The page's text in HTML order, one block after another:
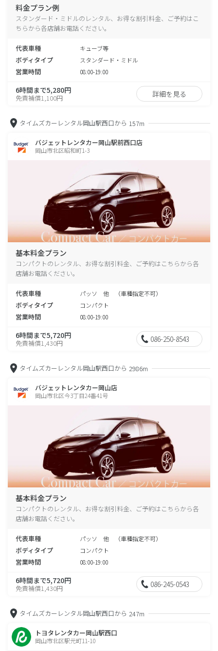
料金プラン例
スタンダード・ミドルのレンタル、お得な割引料金、ご予約はこ
ちらから各店舗お電話ください。
代表車種 キューブ等
ボディタイプ スタンダード・ミドル
営業時間 08:00-19:00
6時間まで5,280円
免責補償1,100円 詳細を見る
タイムズカーレンタル岡山駅西口から 157m
バジェットレンタカー岡山駅前西口店
岡山市北区昭和町1-3
基本料金プラン
コンパクトのレンタル、お得な割引料金、ご予約はこちらから各
店舗お電話ください。
代表車種 パッソ 他 （車種指定不可）
ボディタイプ コンパクト
営業時間 08:00-19:00
6時間まで5,720円
免責補償1,430円 086-250-8543
タイムズカーレンタル岡山駅西口から 2986m
バジェットレンタカー岡山店
岡山市北区今3丁目24番41号
基本料金プラン
コンパクトのレンタル、お得な割引料金、ご予約はこちらから各
店舗お電話ください。
代表車種 パッソ 他 （車種指定不可）
ボディタイプ コンパクト
営業時間 08:00-19:00
6時間まで5,720円
免責補償1,430円 086-245-0543
タイムズカーレンタル岡山駅西口から 247m
トヨタレンタカー岡山駅西口
岡山市北区駅元町11-10